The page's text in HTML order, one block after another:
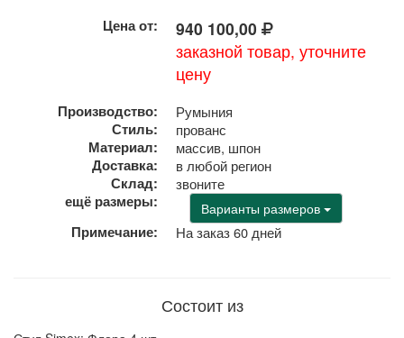
Цена от:
940 100,00
заказной товар, уточните
цену
Производство:
Румыния
Стиль:
прованс
Материал:
массив, шпон
Доставка:
в любой регион
Склад:
звоните
ещё размеры:
Варианты размеров
Примечание: На заказ 60 дней
Состоит из